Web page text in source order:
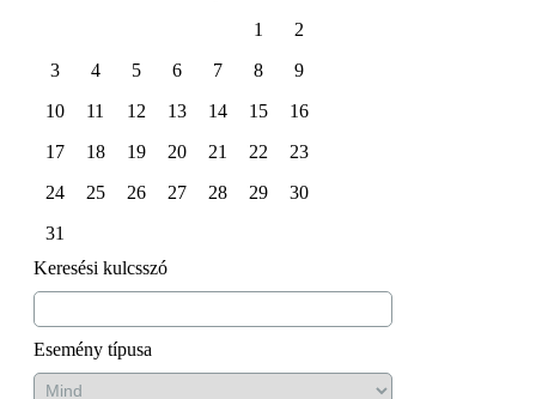
1
2
3
4 5 6 7 8
9
10
11 12 13 14 15
16
17
18 19 20 21 22
23
24
25 26 27 28 29
30
31
Keresési kulcsszó
Esemény típusa